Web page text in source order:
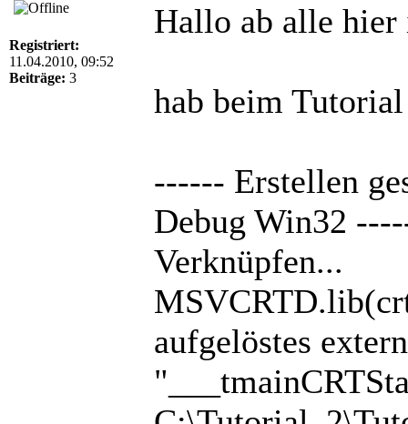
Registriert:
11.04.2010, 09:52
Beiträge: 3
Hallo ab alle
hab beim
------ Erstellen
Debug Win32
Verknüpfen...
aufgelöstes